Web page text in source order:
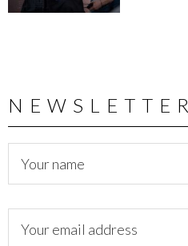
NEWSLETTER